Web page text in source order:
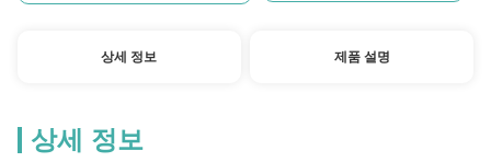
상세 정보 제품 설명
상세 정보